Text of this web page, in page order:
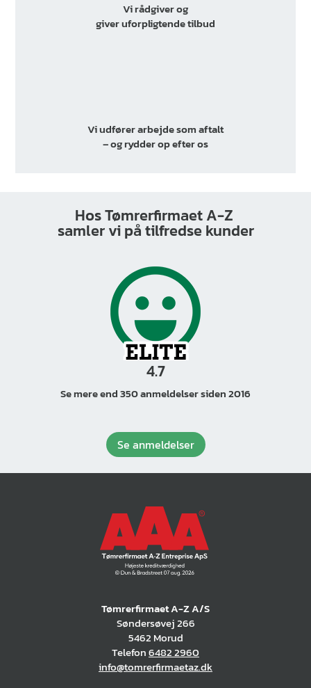
Vi rådgiver og
giver uforpligtende tilbud
Vi udfører arbejde som aftalt
– og rydder op efter os
Hos Tømrerfirmaet A-Z
samler vi på tilfredse kunder
4.7
Se mere end 350 anmeldelser siden 2016
Se anmeldelser
Tømrerfirmaet A-Z A/S
Søndersøvej 266
5462 Morud
Telefon6482 2960
info@tomrerfirmaetaz.dk